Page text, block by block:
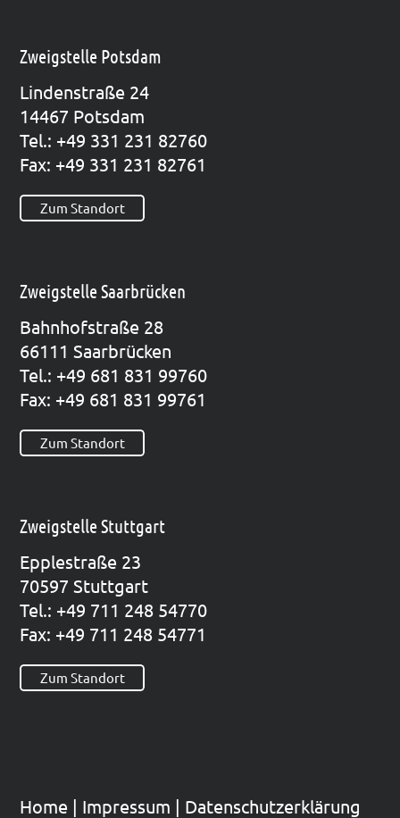
Zweigstelle Potsdam
Lin­den­stra­ße 24
14467 Pots­dam
Tel.: +49 331 231 82760
Fax: +49 331 231 82761
Zum Standort
Zweigstelle Saarbrücken
Bahn­hof­stra­ße 28
66111 Saar­brü­cken
Tel.: +49 681 831 99760
Fax: +49 681 831 99761
Zum Standort
Zweigstelle Stuttgart
Epp­le­straße 23
70597 Stutt­gart
Tel.: +49 711 248 54770
Fax: +49 711 248 54771
Zum Standort
Home Impres­sum Datenschutzerklärung